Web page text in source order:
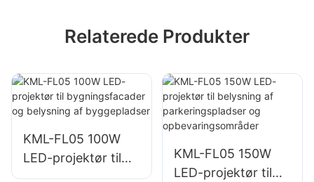
Relaterede Produkter
KML-FL05 100W
LED-projektør til
bygningsfacader
KML-FL05 150W
LED-projektør til